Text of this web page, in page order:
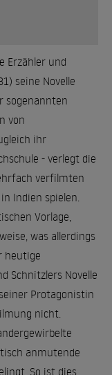
Erzähler und
seine Novelle
sogenannten
von
ihr
- verlegt die
verfilmten
Indien spielen.
Vorlage,
was allerdings
heutige
Schnitzlers Novelle
Protagonistin
nicht.
anmutende
So ist dies